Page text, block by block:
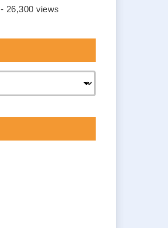
- 26,300 views